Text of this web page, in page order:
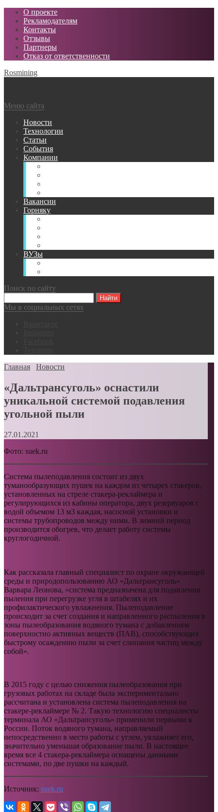
О проекте
Рекламодателям
Контакты
Отзывы
Партнеры
Отказ от ответственности
Rosmining
Меню сайта
Новости
Технологии
Статьи
События
Компании
Вакансии
Горняку
ВУЗы
Поиск по сайту
Мы в социальных сетях
Главная
Новости
«Дальтрансуголь» оснастили
уникальной системой подавления
угольной пыли
27.01.2021
Фото: suek.ru
Cистема пылеподавления состоит из двух
туманообразующих пушек на каждом из четырех стакеров,
установленных на стреле стакера-реклаймера и
регулирующихся из кабины оператора, двух резервуаров с
водой объемом 13 м3 каждая, насосной установки и
системы трубопроводов между ними. В зимний период
производится обогрев, что делает работу системы
круглогодичной.
Как рассказала главный специалист по охране окружающей
среды и природопользованию АО «Дальтрансуголь»
Варвара Леонова, «система предназначена для подавления
пыления при перегрузке угля в штабелях и их
профилактического увлажнения. Пылеподавление
происходит за счет создания и направленного распыления в
зоны пылеобразования водяного тумана с добавлением
поверхностно активных веществ (ПАВ), способствующих
быстрому осаждению пыли за счет слипания частиц между
собой».
В 2015 году с целью снижения пылеобразования при
грузовых работах на складе была экспериментально
рассчитана и установлена система пылеподавления на
стакере-реклаймере № 2. Такую технологию специалисты
терминала АО «Дальтрансуголь» применили первыми в
России. Поток водяного тумана, направляемый
непосредственно в место работы с углем, увлажняет его,
значительно уменьшая образование пыли. В настоящее
время все 4 стакера-реклаймера оснащены данными
системами, по две пушки на каждый.
Источник: suek.ru